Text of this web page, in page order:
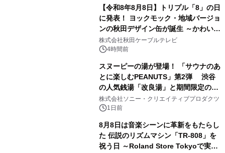
【令和8年8月8日】トリプル「8」の日
に発表！ ヨックモック・地域バージョ
ンの秋田デザイン缶が誕生 ～かわいい
秋田犬の子犬と秋田の四季と名所を巡
るパッケージ～ 9月1日(火)秋田県内で
株式会社秋田ケーブルテレビ
4時間前
スヌーピーの湯が登場！ 「サウナのあ
とに楽しむPEANUTS」第2弾 渋谷
の人気銭湯「改良湯」と期間限定のコ
ラボレーション サウナイキタイコラ
ボグッズも発売決定！
株式会社ソニー・クリエイティブプロダクツ
1日前
8月8日は音楽シーンに革新をもたらし
た 伝説のリズムマシン「TR-808」を
祝う日 ～Roland Store Tokyoで実機